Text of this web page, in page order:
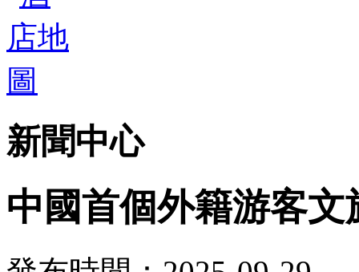
新聞中心
中國首個外籍游客